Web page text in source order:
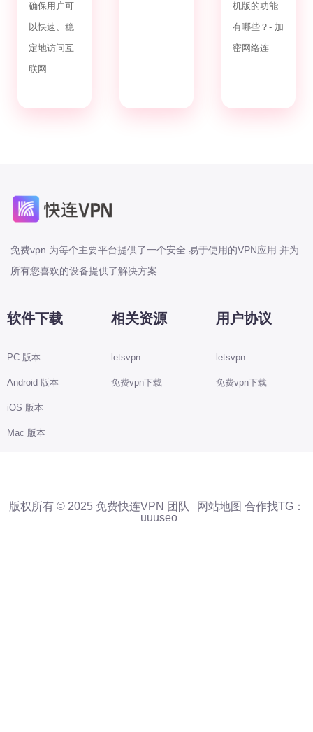
确保用户可
以快速、稳
定地访问互
联网
机版的功能
有哪些？- 加
密网络连
免费vpn 为每个主要平台提供了一个安全 易于使用的VPN应用 并为
所有您喜欢的设备提供了解决方案
软件下载
PC 版本
Android 版本
iOS 版本
Mac 版本
相关资源
letsvpn
免费vpn下载
用户协议
letsvpn
免费vpn下载
版权所有 © 2025 免费快连VPN 团队 网站地图 合作找TG：
uuuseo